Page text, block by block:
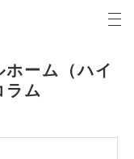
ーム（ハイ
ラム